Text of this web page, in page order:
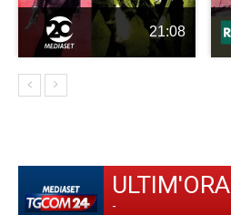
21:08
ULTIM'ORA
-